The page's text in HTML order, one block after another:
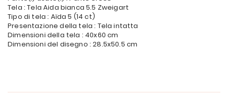
Tela : Tela Aida bianca 5.5 Zweigart
Tipo di tela : Aïda 5 (14 ct)
Presentazione della tela : Tela intatta
Dimensioni della tela : 40x60 cm
Dimensioni del disegno : 28.5x50.5 cm